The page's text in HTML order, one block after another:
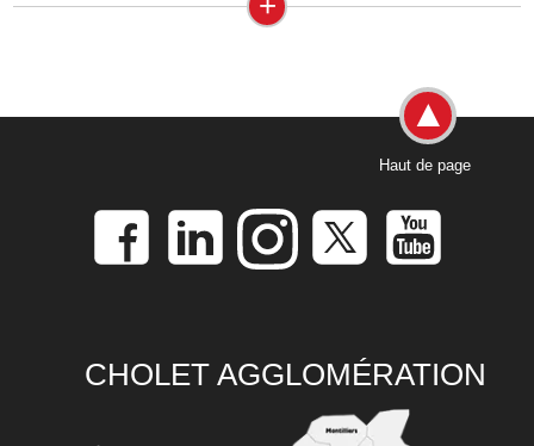
Haut de page
CHOLET AGGLOMÉRATION